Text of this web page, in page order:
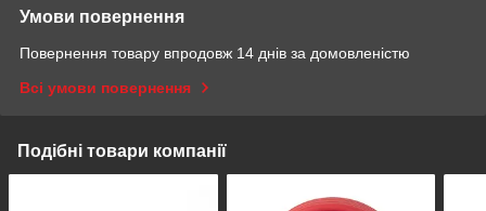
Умови повернення
Повернення товару впродовж 14 днів за домовленістю
Всі умови повернення
Подібні товари компанії